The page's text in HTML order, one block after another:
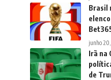
Brasil
junho
Irã na
de